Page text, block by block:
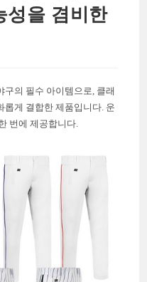
성을 겸비한
구의 필수 아이템으로, 클래
롭게 결합한 제품입니다. 운
번에 제공합니다.